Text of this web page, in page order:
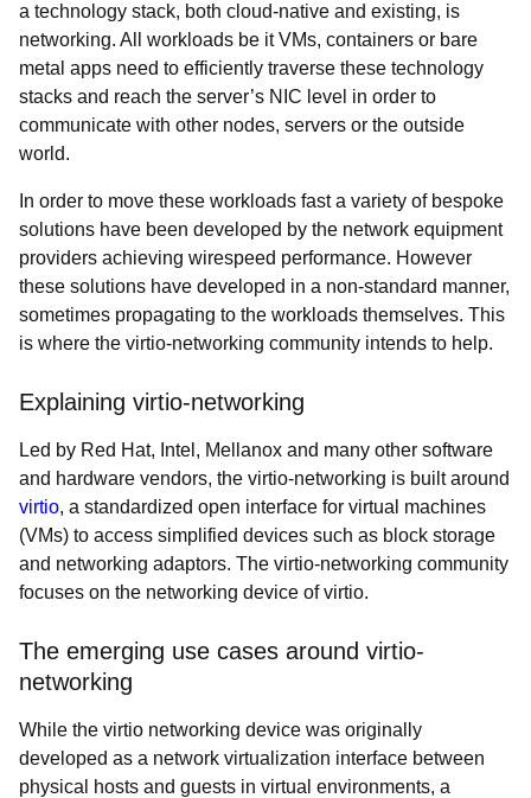
a technology stack, both cloud-native and existing, is
networking. All workloads be it VMs, containers or bare
metal apps need to efficiently traverse these technology
stacks and reach the server’s NIC level in order to
communicate with other nodes, servers or the outside
world.
In order to move these workloads fast a variety of bespoke
solutions have been developed by the network equipment
providers achieving wirespeed performance. However
these solutions have developed in a non-standard manner,
sometimes propagating to the workloads themselves. This
is where the virtio-networking community intends to help.
Explaining virtio-networking
Led by Red Hat, Intel, Mellanox and many other software
and hardware vendors, the virtio-networking is built around
virtio, a standardized open interface for virtual machines
(VMs) to access simplified devices such as block storage
and networking adaptors. The virtio-networking community
focuses on the networking device of virtio.
The emerging use cases around virtio-
networking
While the virtio networking device was originally
developed as a network virtualization interface between
physical hosts and guests in virtual environments, a